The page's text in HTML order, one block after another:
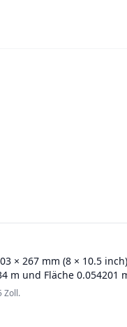
× 267 mm (8 × 10.5
m und Fläche 0.054201
Zoll.